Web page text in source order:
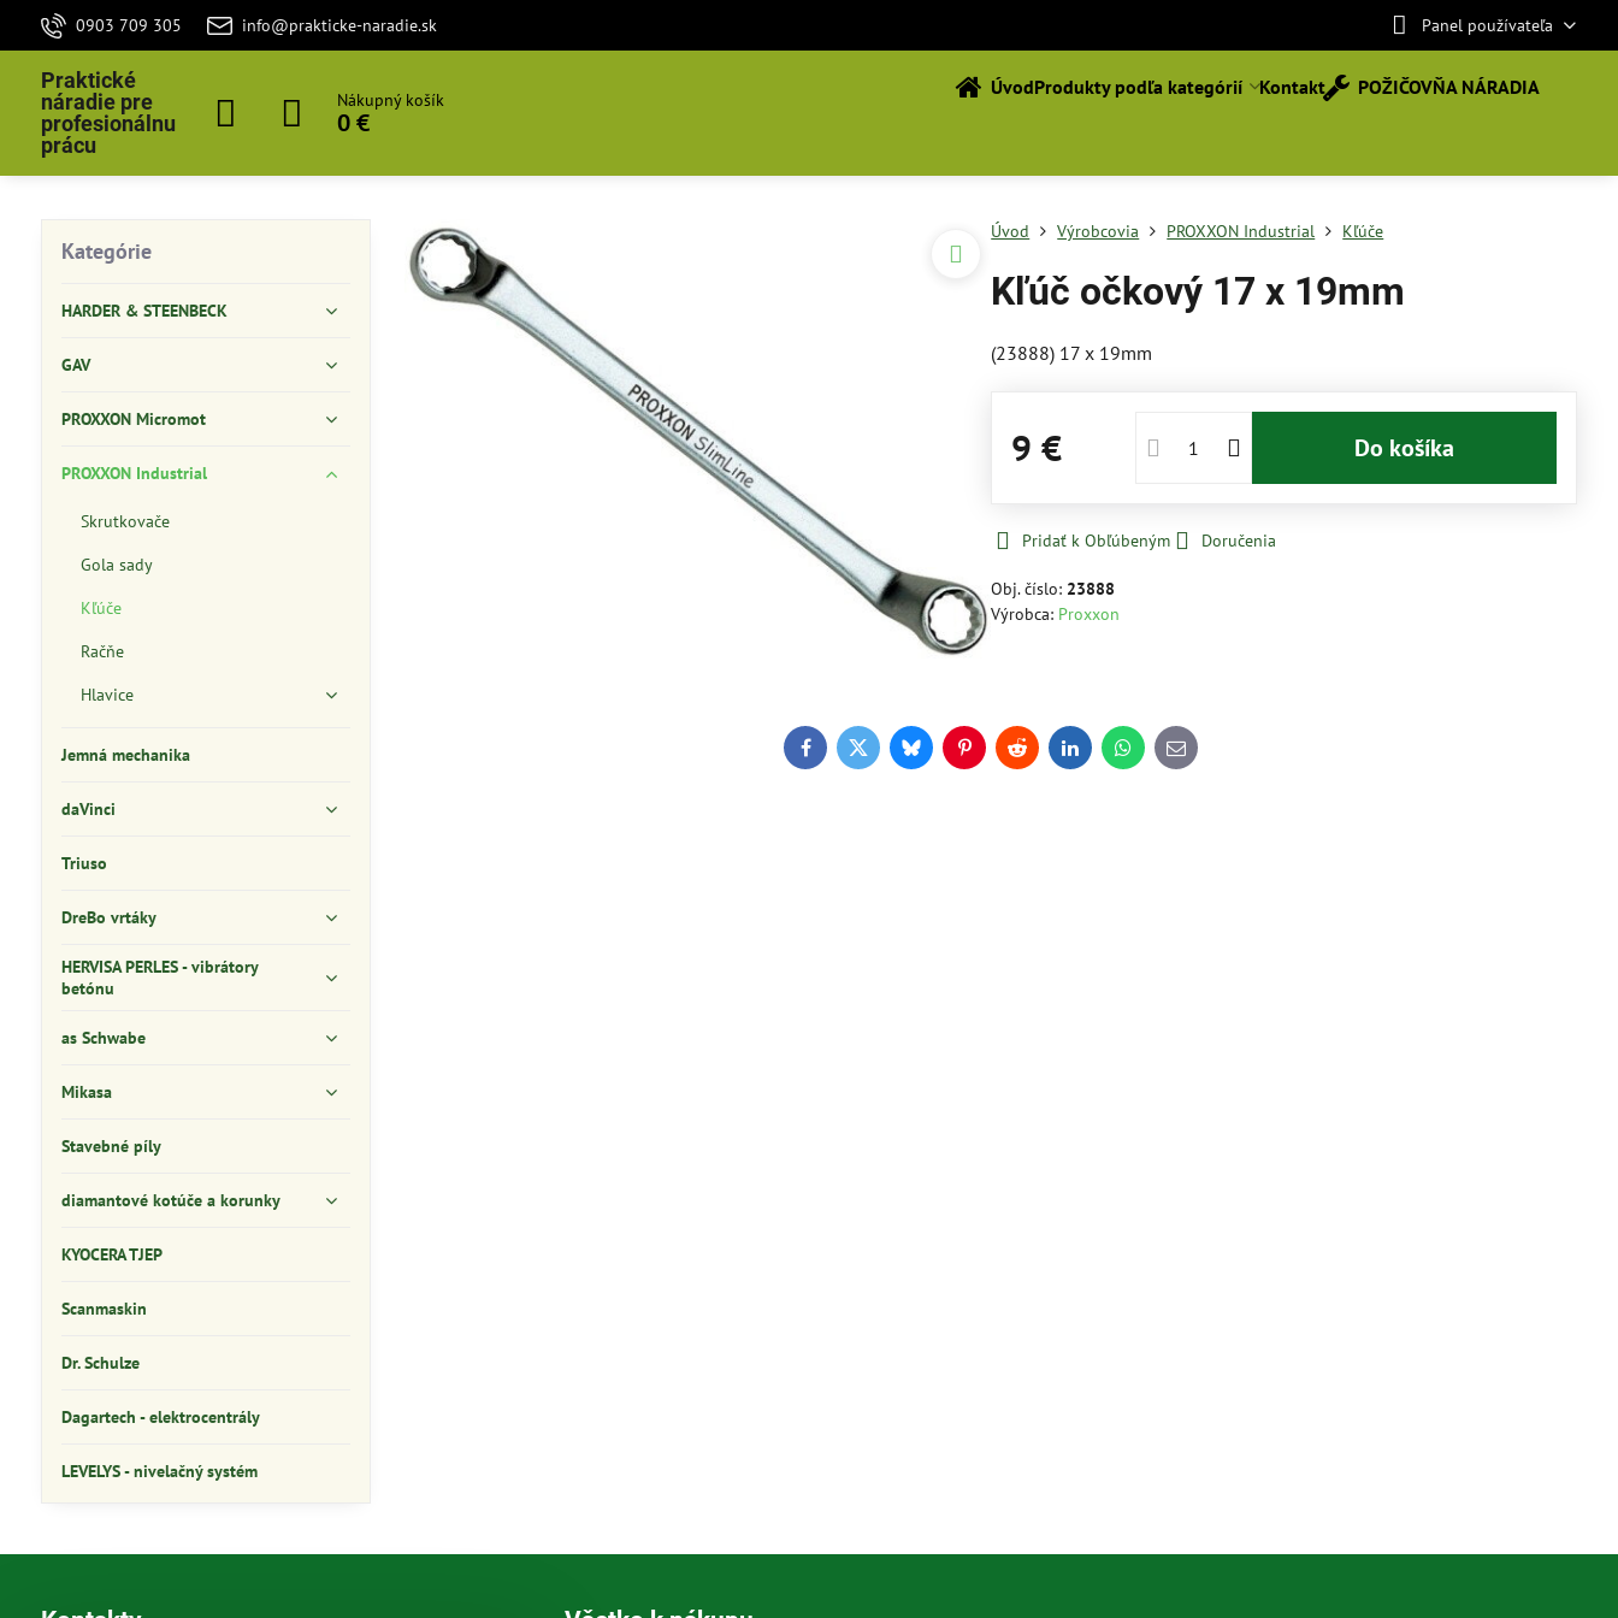
0903 709 305 info@prakticke-naradie.sk Panel používateľa
Praktické
náradie pre
profesionálnu
prácu
Nákupný košík
0 €
ÚvodProdukty podľa kategórií Kontakt POŽIČOVŇA NÁRADIA
Úvod Výrobcovia PROXXON Industrial Kľúče
Kľúč očkový 17 x 19mm
(23888) 17 x 19mm
9 € Do košíka
Pridať k Obľúbeným Doručenia
Obj. číslo: 23888
Výrobca: Proxxon
FacebookTwitterBlueskyPinterestRedditLinkedInWhatsApp
E-
mail
Kategórie
HARDER & STEENBECK
GAV
PROXXON Micromot
PROXXON Industrial
Skrutkovače
Gola sady
Kľúče
Račňe
Hlavice
Jemná mechanika
daVinci
Triuso
DreBo vrtáky
HERVISA PERLES - vibrátory
betónu
as Schwabe
Mikasa
Stavebné píly
diamantové kotúče a korunky
KYOCERA TJEP
Scanmaskin
Dr. Schulze
Dagartech - elektrocentrály
LEVELYS - nivelačný systém